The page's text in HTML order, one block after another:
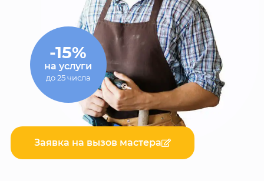
Заявка на вызов мастера
-15%
на услуги
до 25 числа